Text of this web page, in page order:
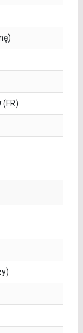
(FR)